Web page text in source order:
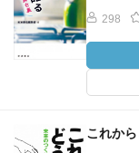
298
これか